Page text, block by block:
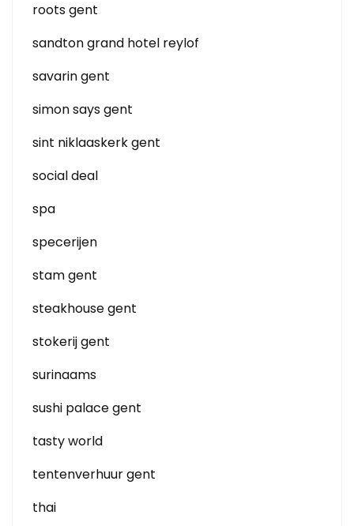
roots gent
sandton grand hotel reylof
savarin gent
simon says gent
sint niklaaskerk gent
social deal
spa
specerijen
stam gent
steakhouse gent
stokerij gent
surinaams
sushi palace gent
tasty world
tentenverhuur gent
thai